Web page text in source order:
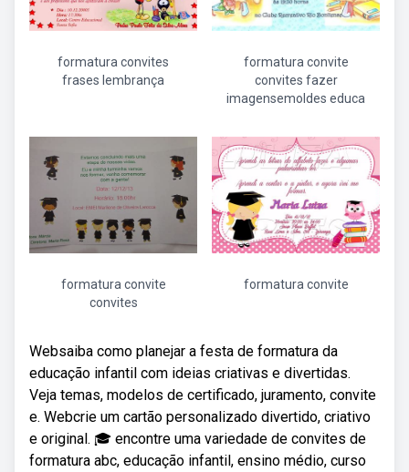
formatura convites
frases lembrança
formatura convite
convites fazer
imagensemoldes educa
formatura convite
convites
formatura convite
Websaiba como planejar a festa de formatura da
educação infantil com ideias criativas e divertidas.
Veja temas, modelos de certificado, juramento, convite
e. Webcrie um cartão personalizado divertido, criativo
e original. 🎓 encontre uma variedade de convites de
formatura abc, educação infantil, ensino médio, curso